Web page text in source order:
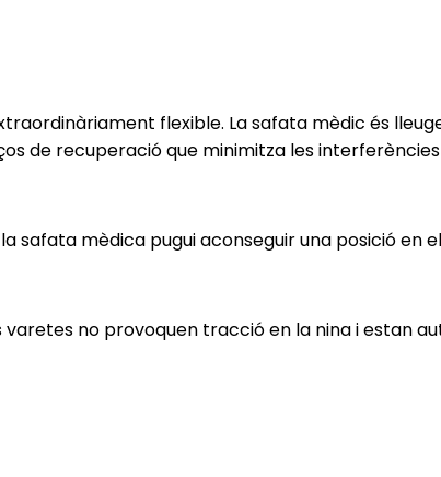
flexible. La safata mèdic és
de recuperació que minimitza les
mèdica pugui aconseguir una posició en el
no provoquen tracció en la nina i estan